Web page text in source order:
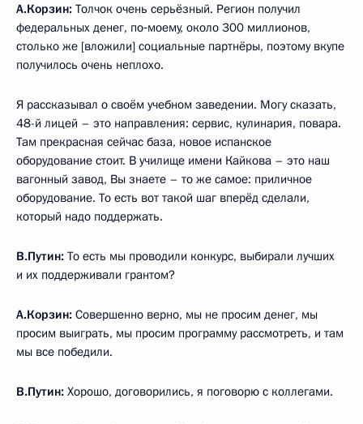
А.Корзин: Толчок очень серьёзный. Регион получил
федеральных денег, по‑моему, около 300 миллионов,
столько же [вложили] социальные партнёры, поэтому вкупе
получилось очень неплохо.
Я рассказывал о своём учебном заведении. Могу сказать,
48-й лицей – это направления: сервис, кулинария, повара.
Там прекрасная сейчас база, новое испанское
оборудование стоит. В училище имени Кайкова – это наш
вагонный завод, Вы знаете – то же самое: приличное
оборудование. То есть вот такой шаг вперёд сделали,
который надо поддержать.
В.Путин: То есть мы проводили конкурс, выбирали лучших
и их поддерживали грантом?
А.Корзин: Совершенно верно, мы не просим денег, мы
просим выиграть, мы просим программу рассмотреть, и там
мы все победили.
В.Путин: Хорошо, договорились, я поговорю с коллегами.